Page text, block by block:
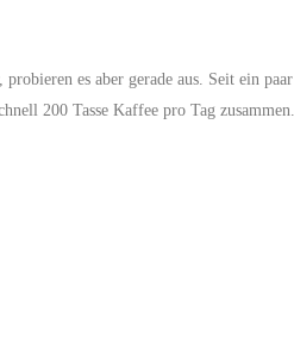
es aber gerade aus. Seit ein
200 Tasse Kaffee pro Tag zusammen.